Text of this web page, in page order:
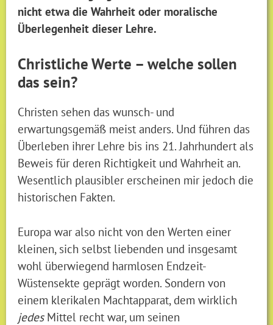
nicht etwa die Wahrheit oder moralische
Überlegenheit dieser Lehre.
Christliche Werte – welche sollen
das sein?
Christen sehen das wunsch- und
erwartungsgemäß meist anders. Und führen das
Überleben ihrer Lehre bis ins 21. Jahrhundert als
Beweis für deren Richtigkeit und Wahrheit an.
Wesentlich plausibler erscheinen mir jedoch die
historischen Fakten.
Europa war also nicht von den Werten einer
kleinen, sich selbst liebenden und insgesamt
wohl überwiegend harmlosen Endzeit-
Wüstensekte geprägt worden. Sondern von
einem klerikalen Machtapparat, dem wirklich
jedesMittel recht war, um seinen